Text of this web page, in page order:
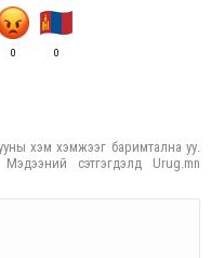
0 0
хэм хэмжээг баримтална уу.
сэтгэгдэлд Urug.mn